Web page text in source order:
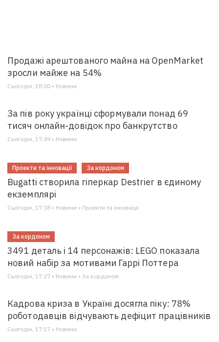
Продажі арештованого майна на OpenMarket
зросли майже на 54%
Сьогодні, 18:00 • Новини
За пів року українці сформували понад 69
тисяч онлайн-довідок про банкрутство
Сьогодні, 17:49 • Новини
Проекти та інновації За кордоном
Bugatti створила гіперкар Destrier в єдиному
екземплярі
Сьогодні, 17:38 • Новини • Проекти та інновації
За кордоном
3491 деталь і 14 персонажів: LEGO показала
новий набір за мотивами Гаррі Поттера
Сьогодні, 17:27 • Новини • За кордоном
Кадрова криза в Україні досягла піку: 78%
роботодавців відчувають дефіцит працівників
Сьогодні, 17:17 • Новини